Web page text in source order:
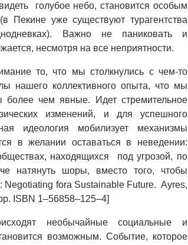
голубое небо, становится особым
Пекине уже существуют турагентства
Важно не паниковать и
несмотря на все неприятности.
то, что мы столкнулись с чем-то
нашего коллективного опыта, что мы
чем явные. Идет стремительное
изменений, и для успешного
идеология мобилизует механизмы
в желании оставаться в неведении:
находящихся под угрозой, по
натянуть шоры, вместо того, чтобы
Negotiating fora Sustainable Future. Ayres,
ISBN 1–56858–125–4]
необычайные социальные и
возможным. Событие, которое